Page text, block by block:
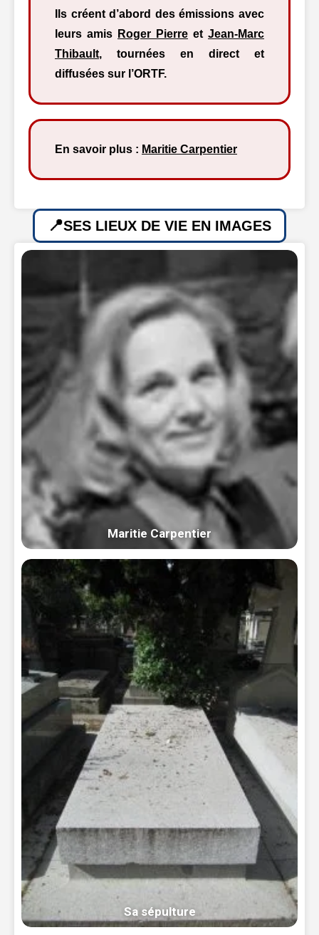
Ils créent d’abord des émissions avec
leurs amis Roger Pierre et Jean-Marc
Thibault, tournées en direct et
diffusées sur l’ORTF.
En savoir plus : Maritie Carpentier
SES LIEUX DE VIE EN IMAGES
Maritie Carpentier
Sa sépulture